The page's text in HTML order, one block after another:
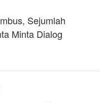
Sejumlah
Minta Dialog